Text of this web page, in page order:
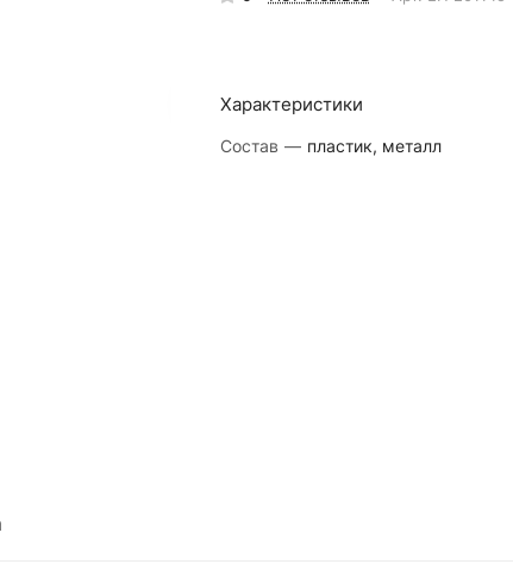
Характеристики
Состав — пластик, металл